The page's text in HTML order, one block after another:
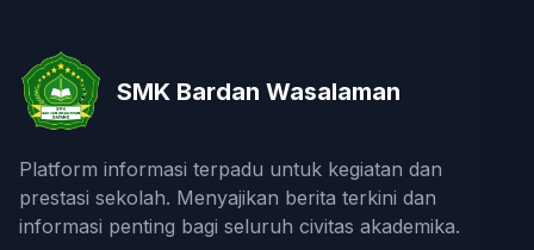
SMK Bardan Wasalaman
Platform informasi terpadu untuk kegiatan dan
prestasi sekolah. Menyajikan berita terkini dan
informasi penting bagi seluruh civitas akademika.